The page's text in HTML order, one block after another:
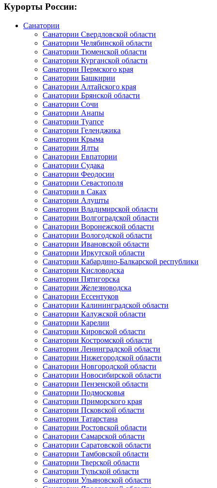
Курорты России:
Санатории
Санатории Свердловской области
Санатории Челябинской области
Санатории Тюменской области
Санатории Курганской области
Санатории Пермского края
Санатории Башкирии
Санатории Алтайского края
Санатории Брянской области
Санатории Сочи
Санатории Анапы
Санатории Туапсе
Санатории Геленджика
Санатории Крыма
Санатории Ялты
Санатории Евпатории
Санатории Судака
Санатории Феодосии
Санатории Севастополя
Санатории в Саках
Санатории Алушты
Санатории Владимирской области
Санатории Волгоградской области
Санатории Воронежской области
Санатории Вологодской области
Санатории Ивановской области
Санатории Иркутской области
Санатории Кабардино-Балкарской республики
Санатории Кисловодска
Санатории Пятигорска
Санатории Железноводска
Санатории Ессентуков
Санатории Калининградской области
Санатории Калужской области
Санатории Карелии
Санатории Кировской области
Санатории Костромской области
Санатории Ленинградской области
Санатории Нижегородской области
Санатории Новгородской области
Санатории Новосибирской области
Санатории Пензенской области
Санатории Подмосковья
Санатории Приморского края
Санатории Псковской области
Санатории Татарстана
Санатории Ростовской области
Санатории Самарской области
Санатории Саратовской области
Санатории Тамбовской области
Санатории Тверской области
Санатории Тульской области
Санатории Ульяновской области